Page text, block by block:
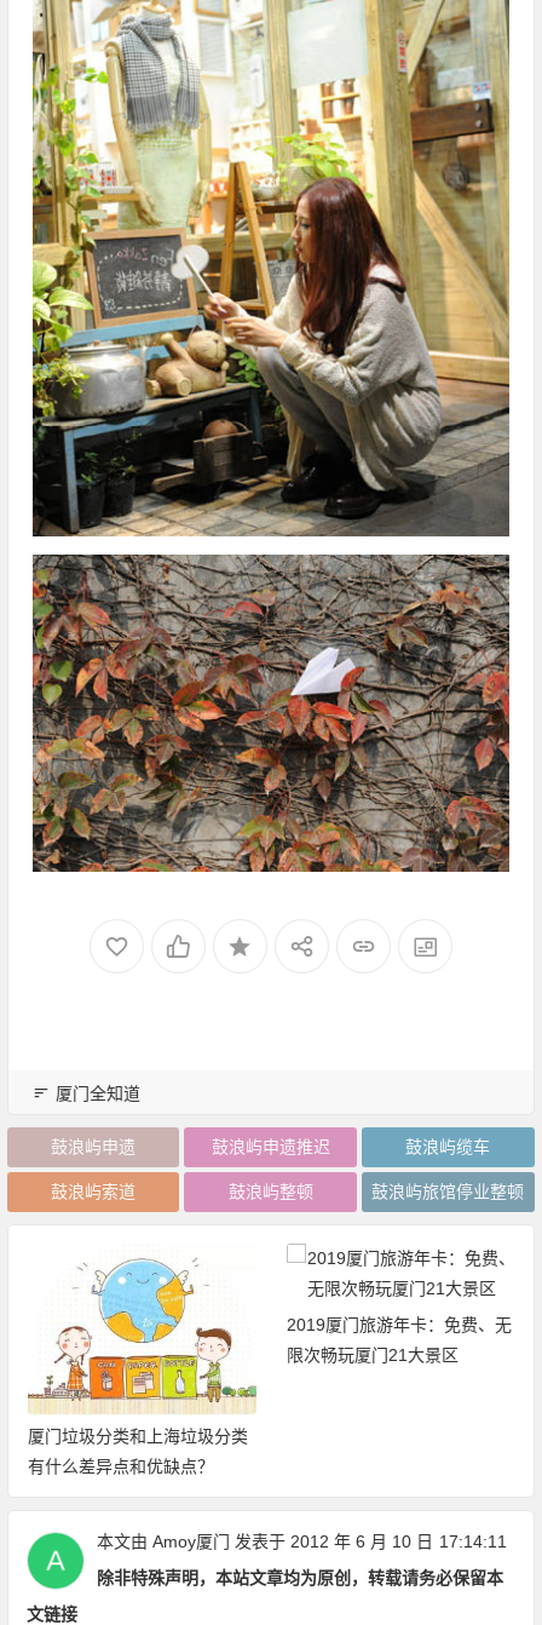
厦门全知道
鼓浪屿申遗 鼓浪屿申遗推迟 鼓浪屿缆车
鼓浪屿索道 鼓浪屿整顿 鼓浪屿旅馆停业整顿
厦门垃圾分类和上海垃圾分类
有什么差异点和优缺点？
2019厦门旅游年卡：免费、无
限次畅玩厦门21大景区
本文由 Amoy厦门 发表于 2012 年 6 月 10 日 17:14:11
除非特殊声明，本站文章均为原创，转载请务必保留本
文链接